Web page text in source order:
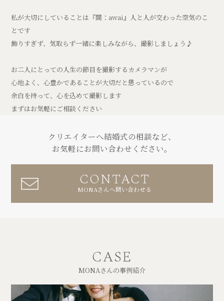
私が大切にしていることは『間：awai』人と人が交わった空気のこ
とです
飾りすぎず、気取らず一緒に楽しみながら、撮影しましょう♪
お二人にとっての人生の節目を撮影するカメラマンが
心地よく、心豊かであることが大切だと思っているので
余白を持って、心を込めて撮影します
まずはお気軽にご相談ください
クリエイターへ結婚式の相談など、
お気軽にお問い合わせください。
CONTACT
MONAさんへ問い合わせる
CASE
MONAさんの事例紹介